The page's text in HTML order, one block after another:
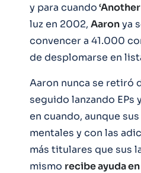
y para cuando
luz en 2002, Aaronya
convencer a 41.000
de desplomarse en
Aaron nunca se retiró
seguido lanzando EPs
en cuando, aunque
mentales y con las
más titulares que sus
mismo recibe ayuda